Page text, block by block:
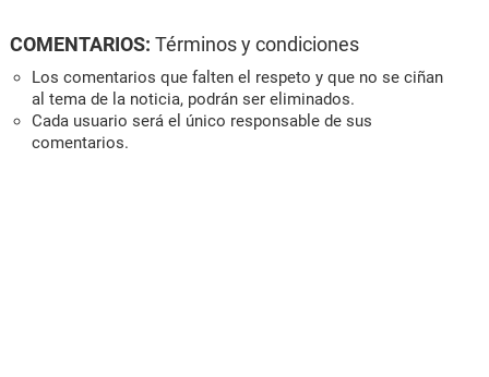
COMENTARIOS: Términos y condiciones
Los comentarios que falten el respeto y que no se ciñan
al tema de la noticia, podrán ser eliminados.
Cada usuario será el único responsable de sus
comentarios.